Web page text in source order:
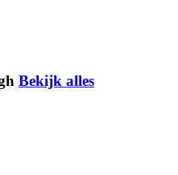
Bekijk alles